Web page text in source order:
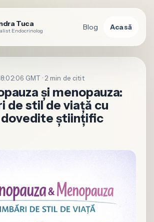
Tuca
Endocrinolog
Blog Acasă
GMT · 2 min de citit
și menopauza:
de stil de viață cu
științific